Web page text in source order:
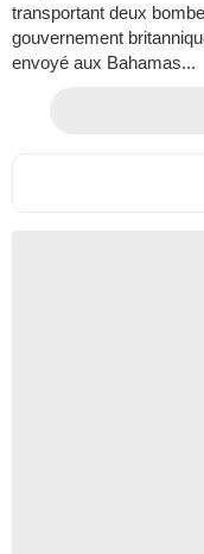
transportant deux
gouvernement
envoyé aux Bahamas...